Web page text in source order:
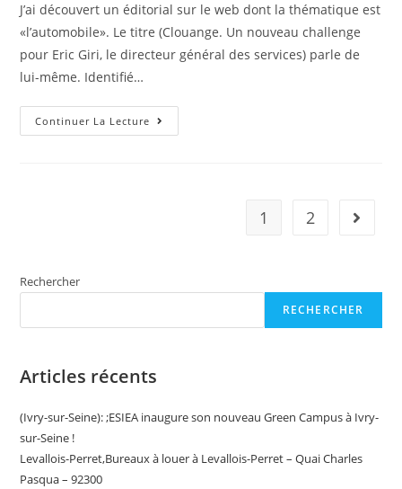
J’ai découvert un éditorial sur le web dont la thématique est
«l’automobile». Le titre (Clouange. Un nouveau challenge
pour Eric Giri, le directeur général des services) parle de
lui-même. Identifié…
Continuer La Lecture Ne
Manquez
Des
1 2 Aller à
Rechercher
RECHERCHER
Articles récents
(Ivry-sur-Seine): ;ESIEA inaugure son nouveau Green Campus à Ivry-
sur-Seine !
Levallois-Perret,Bureaux à louer à Levallois-Perret – Quai Charles
Pasqua – 92300